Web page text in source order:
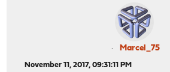
Marcel_75
November 11, 2017, 09:31:11 PM